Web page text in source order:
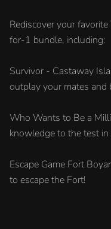
Rediscover your
for-1 bundle, including:
Survivor - Castaway
outplay your mates and
Who Wants to Be a
knowledge to the test
Escape Game Fort
to escape the Fort!